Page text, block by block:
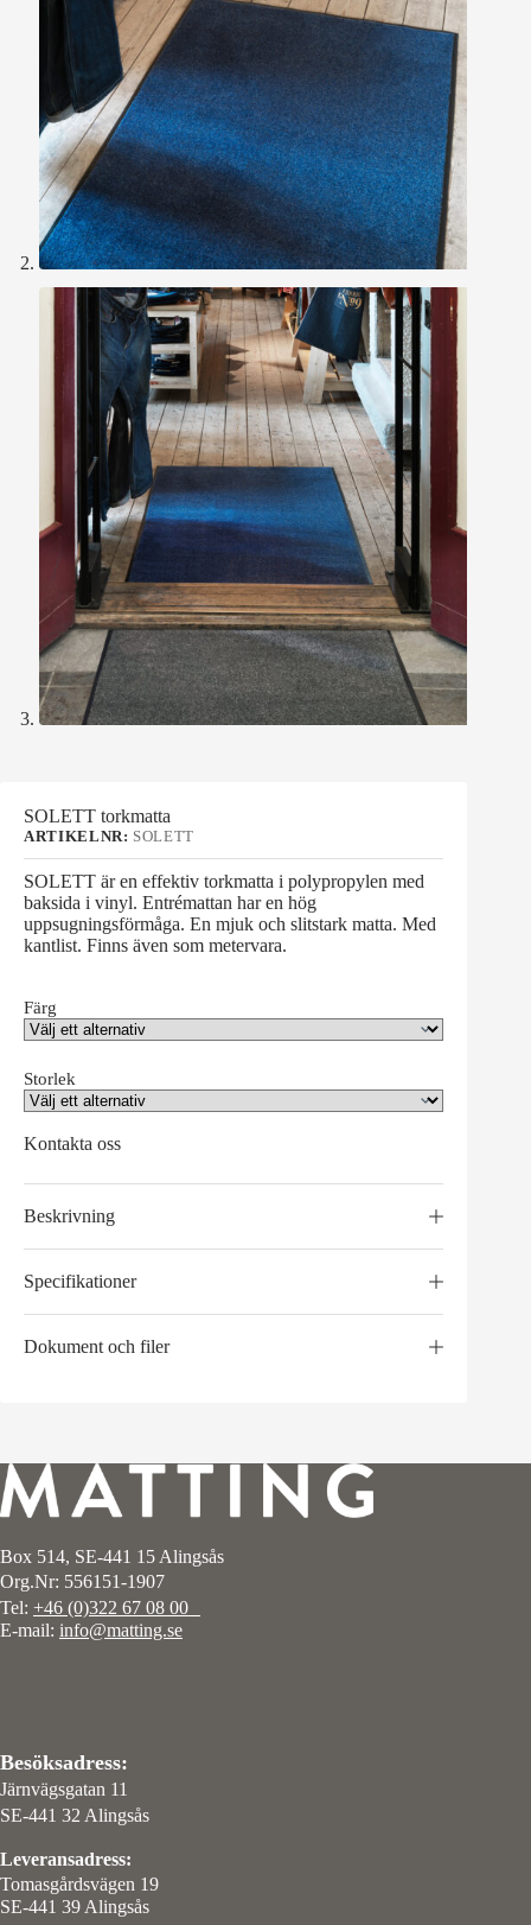
SOLETT torkmatta
ARTIKELNR: SOLETT
SOLETT är en effektiv torkmatta i polypropylen med
baksida i vinyl. Entrémattan har en hög
uppsugningsförmåga. En mjuk och slitstark matta. Med
kantlist. Finns även som metervara.
Färg
Storlek
Kontakta oss
Beskrivning
Specifikationer
Dokument och filer
Box 514, SE-441 15 Alingsås
Org.Nr: 556151-1907
Tel: +46 (0)322 67 08 00
E-mail: info@matting.se
Besöksadress:
Järnvägsgatan 11
SE-441 32 Alingsås
Leveransadress:
Tomasgårdsvägen 19
SE-441 39 Alingsås